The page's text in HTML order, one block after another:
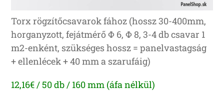
Torx rögzítőcsavarok fához (hossz 30-400mm,
horganyzott, fejátmérő Φ 6, Φ 8, 3-4 db csavar 1
m2-enként, szükséges hossz = panelvastagság
+ ellenlécek + 40 mm a szarufáig)
12,16€ / 50 db / 160 mm (áfa nélkül)